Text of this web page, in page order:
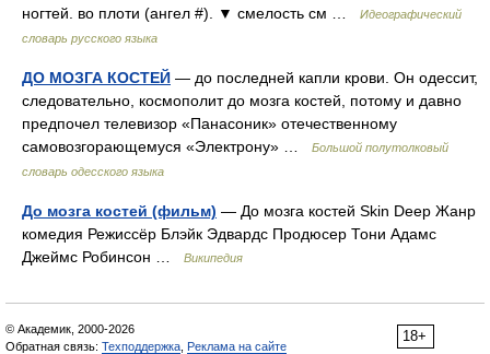
ногтей. во плоти (ангел #). ▼ смелость см …
Идеографический
словарь русского языка
ДО МОЗГА КОСТЕЙ — до последней капли крови. Он одессит,
следовательно, космополит до мозга костей, потому и давно
предпочел телевизор «Панасоник» отечественному
самовозгорающемуся «Электрону» …
Большой полутолковый
словарь одесского языка
До мозга костей (фильм) — До мозга костей Skin Deep Жанр
комедия Режиссёр Блэйк Эдвардс Продюсер Тони Адамс
Джеймс Робинсон …
Википедия
18+
© Академик, 2000-2026
Обратная связь: Техподдержка Реклама на сайте